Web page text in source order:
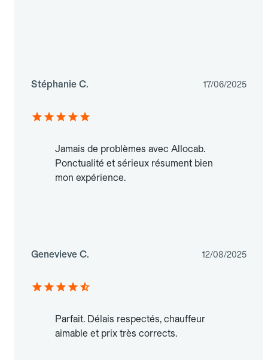
Stéphanie C. 17/06/2025
Jamais de problèmes avec Allocab.
Ponctualité et sérieux résument bien
mon expérience.
Genevieve C. 12/08/2025
Parfait. Délais respectés, chauffeur
aimable et prix très corrects.